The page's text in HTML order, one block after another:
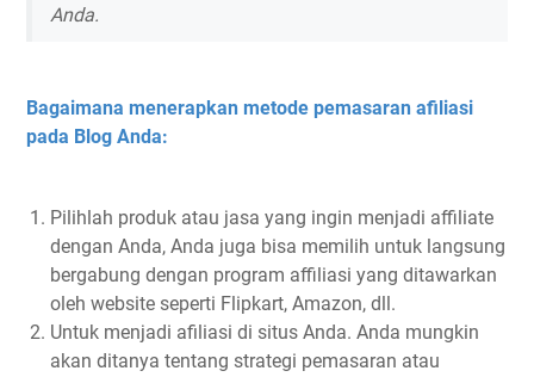
Anda.
Bagaimana menerapkan metode pemasaran afiliasi
pada Blog Anda:
Pilihlah produk atau jasa yang ingin menjadi affiliate
dengan Anda, Anda juga bisa memilih untuk langsung
bergabung dengan program affiliasi yang ditawarkan
oleh website seperti Flipkart, Amazon, dll.
Untuk menjadi afiliasi di situs Anda. Anda mungkin
akan ditanya tentang strategi pemasaran atau